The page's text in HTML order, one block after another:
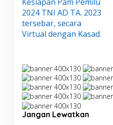
i
g
a
p
o
s
Kesiapan Pam Pemilu
2024 TNI AD TA. 2023
tersebar, secara
Virtual dengan Kasad.
Jangan Lewatkan